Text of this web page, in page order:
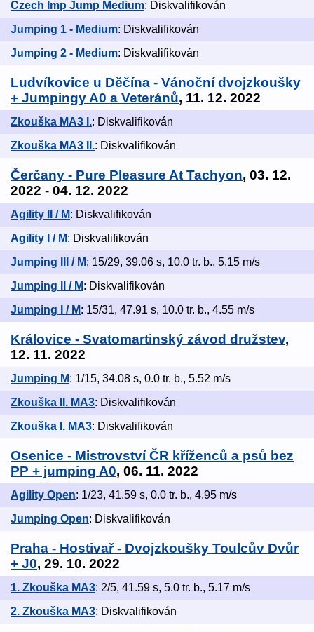
Czech Imp Jump Medium: Diskvalifikován
Jumping 1 - Medium: Diskvalifikován
Jumping 2 - Medium: Diskvalifikován
Ludvíkovice u Děčína - Vánoční dvojzkoušky
+ Jumpingy A0 a Veteránů, 11. 12. 2022
Zkouška MA3 I.: Diskvalifikován
Zkouška MA3 II.: Diskvalifikován
Čerčany - Pure Pleasure At Tachyon, 03. 12.
2022 - 04. 12. 2022
Agility II / M: Diskvalifikován
Agility I / M: Diskvalifikován
Jumping III / M: 15/29, 39.06 s, 10.0 tr. b., 5.15 m/s
Jumping II / M: Diskvalifikován
Jumping I / M: 15/31, 47.91 s, 10.0 tr. b., 4.55 m/s
Královice - Svatomartinský závod družstev,
12. 11. 2022
Jumping M: 1/15, 34.08 s, 0.0 tr. b., 5.52 m/s
Zkouška II. MA3: Diskvalifikován
Zkouška I. MA3: Diskvalifikován
Osenice - Mistrovství ČR kříženců a psů bez
PP + jumping A0, 06. 11. 2022
Agility Open: 1/23, 41.59 s, 0.0 tr. b., 4.95 m/s
Jumping Open: Diskvalifikován
Praha - Hostivař - Dvojzkoušky Toulcův Dvůr
+ J0, 29. 10. 2022
1. Zkouška MA3: 2/5, 41.59 s, 5.0 tr. b., 5.17 m/s
2. Zkouška MA3: Diskvalifikován